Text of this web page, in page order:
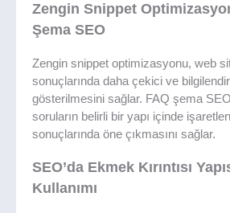
Zengin Snippet
Şema SEO
Zengin snippet optimizasyonu, web
sonuçlarında daha çekici ve
gösterilmesini sağlar. FAQ şema
soruların belirli bir yapı içinde
sonuçlarında öne çıkmasını sağlar.
SEO’da Ekmek Kırıntısı
Kullanımı